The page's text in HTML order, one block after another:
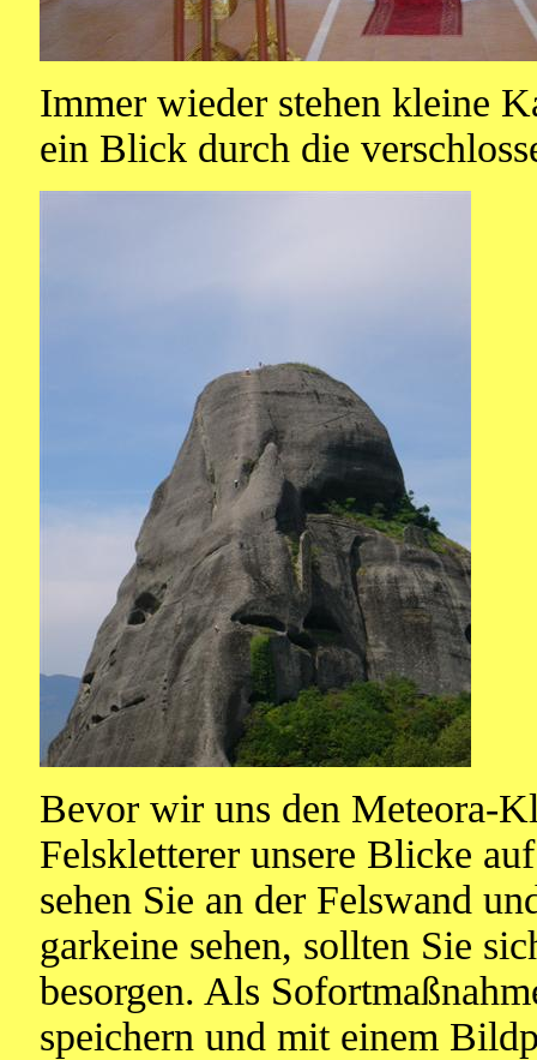
Immer wieder stehen kleine
ein Blick durch die
Bevor wir uns den Meteora-
Felskletterer unsere Blicke
sehen Sie an der Felswand
garkeine sehen, sollten Sie
besorgen. Als
speichern und mit einem